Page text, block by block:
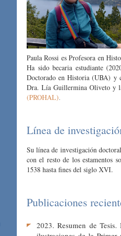
Paula Rossi es Profesora en
Ha sido becaria estudiante
Doctorado en Historia (UBA) y
Dra. Lía Guillermina Oliveto y
(PROHAL).
Línea de
Su línea de investigación
con el resto de los estamentos
1538 hasta fines del siglo XVI.
Publicaciones
2023. Resumen de